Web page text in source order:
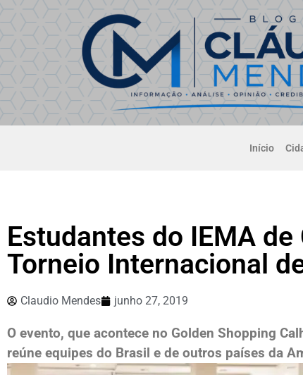
Início
Estudantes do IEMA
Torneio Internacional
Claudio Mendes junho 27, 2019
O evento, que acontece no Golden Shopping
reúne equipes do Brasil e de outros países da